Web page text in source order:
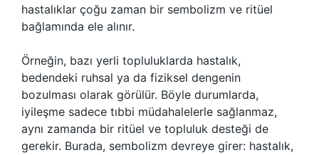
hastalıklar çoğu zaman bir sembolizm ve ritüel
bağlamında ele alınır.
Örneğin, bazı yerli topluluklarda hastalık,
bedendeki ruhsal ya da fiziksel dengenin
bozulması olarak görülür. Böyle durumlarda,
iyileşme sadece tıbbi müdahalelerle sağlanmaz,
aynı zamanda bir ritüel ve topluluk desteği de
gerekir. Burada, sembolizm devreye girer: hastalık,